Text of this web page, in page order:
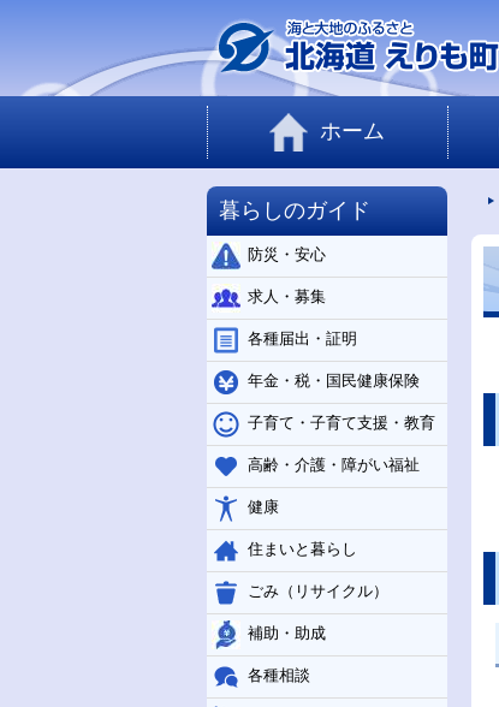
ホーム
暮らしのガイド
防災・安心
求人・募集
各種届出・証明
年金・税・国民健康保険
子育て・子育て支援・教育
高齢・介護・障がい福祉
健康
住まいと暮らし
ごみ（リサイクル）
補助・助成
各種相談